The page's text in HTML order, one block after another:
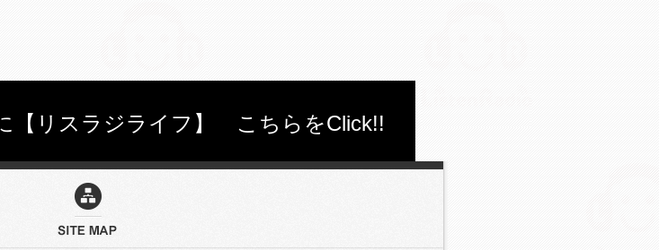
【リスラジライフ】 こちらをClick!!